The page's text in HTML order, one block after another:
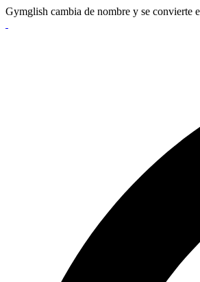
Gymglish cambia de nombre y se convierte